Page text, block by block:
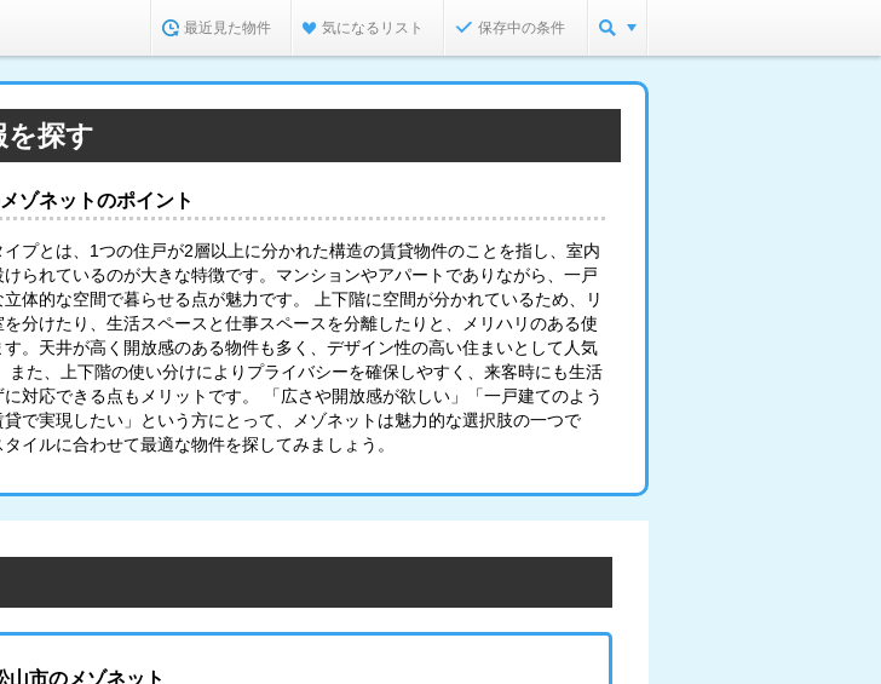
最近見た物件 気になるリスト 保存中の条件
を探す
ゾネットのポイント
イプとは、1つの住戸が2層以上に分かれた構造の賃貸物件のことを指し、室内
けられているのが大きな特徴です。マンションやアパートでありながら、一戸
体的な空間で暮らせる点が魅力です。 上下階に空間が分かれているため、リ
を分けたり、生活スペースと仕事スペースを分離したりと、メリハリのある使
す。天井が高く開放感のある物件も多く、デザイン性の高い住まいとして人気
また、上下階の使い分けによりプライバシーを確保しやすく、来客時にも生活
に対応できる点もメリットです。 「広さや開放感が欲しい」「一戸建てのよう
貸で実現したい」という方にとって、メゾネットは魅力的な選択肢の一つで
イルに合わせて最適な物件を探してみましょう。
山市のメゾネット